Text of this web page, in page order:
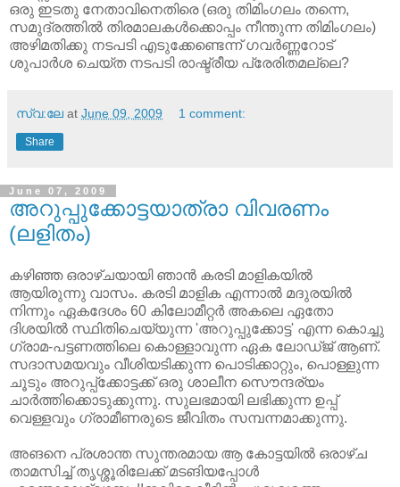
ഒരു ഇടതു നേതാവിനെതിരെ (ഒരു തിമിംഗലം തന്നെ,
സമുദ്രത്തില്‍ തിരമാലകള്‍ക്കൊപ്പം നീന്തുന്ന തിമിംഗലം)
അഴിമതിക്കു നടപടി എടുക്കേണ്ടെന്ന് ഗവര്‍ണ്ണറോട്
ശുപാര്‍ശ ചെയ്ത നടപടി രാഷ്ട്രീയ പ്രേരിതമല്ലെ?
സ്വ:ലേ at June 09, 2009 1 comment:
Share
June 07, 2009
അറുപ്പുക്കോട്ടയാത്രാ വിവരണം
(ലളിതം)
കഴിഞ്ഞ ഒരാഴ്ചയായി ഞാന്‍ കരടി മാളികയില്‍
ആയിരുന്നു വാസം. കരടി മാളിക എന്നാല്‍ മദുരയില്‍
നിന്നും ഏകദേശം 60 കിലോമീറ്റര്‍ അകലെ ഏതോ
ദിശയില്‍ സ്ഥിതിചെയ്യുന്ന 'അറുപ്പുക്കോട്ട' എന്ന കൊച്ചു
ഗ്രാമ-പട്ടണത്തിലെ കൊള്ളാവുന്ന ഏക ലോഡ്‌ജ് ആണ്.
സദാസമയവും വീശിയടിക്കുന്ന പൊടിക്കാറ്റും, പൊള്ളുന്ന
ചൂടും അറുപ്പ്ക്കോട്ടക്ക് ഒരു ശാലീന സൌന്ദര്യം
ചാര്‍ത്തിക്കൊടുക്കുന്നു. സുലഭമായി ലഭിക്കുന്ന ഉപ്പ്
വെള്ളവും ഗ്രാമീണരുടെ ജീവിതം സമ്പന്നമാക്കുന്നു.
അങനെ പ്രശാന്ത സുന്തരമായ ആ കോട്ടയില്‍ ഒരാഴ്ച
താമസിച്ച് തൃശ്ശൂരിലേക്ക് മടങിയപ്പോള്‍